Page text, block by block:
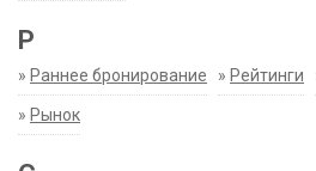
Р
» Раннее бронирование » Рейтинги
» Рынок